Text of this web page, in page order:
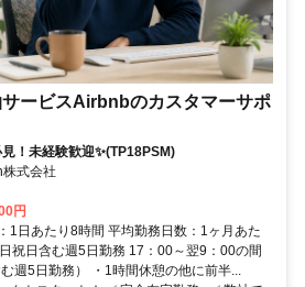
ービスAirbnbのカスタマーサポ
！未経験歓迎✨(TP18PSM)
式会社
円
1日あたり8時間 平均勤務日数：1ヶ月あた
祝日含む週5日勤務 17：00～翌9：00の間
週5日勤務） ・1時間休憩の他に前半...